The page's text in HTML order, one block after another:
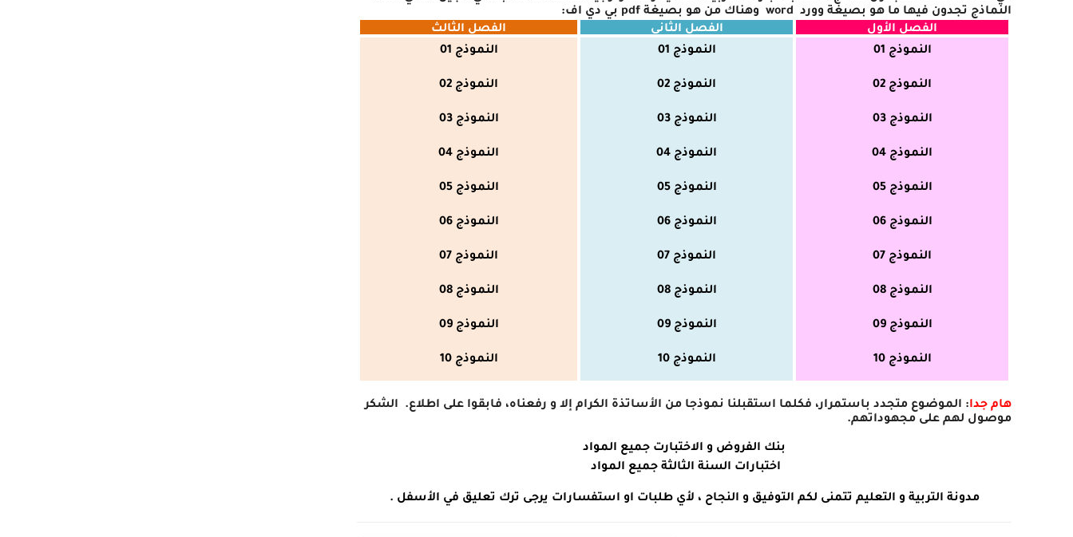
النماذج تجدون فيها ما هو بصيغة وورد
word وهناك من هو بصيغة pdf بي دي اف:
الفصل الأول
الفصل الثاني
الفصل الثالث
النموذج 01
النموذج 02
النموذج 03
النموذج 04
النموذج 05
النموذج 06
النموذج 07
النموذج 08
النموذج 09
النموذج 10
النموذج 01
النموذج 02
النموذج 03
النموذج 04
النموذج 05
النموذج 06
النموذج 07
النموذج 08
النموذج 09
النموذج 10
النموذج 01
النموذج 02
النموذج 03
النموذج 04
النموذج 05
النموذج 06
النموذج 07
النموذج 08
النموذج 09
النموذج 10
هام جدا: الموضوع متجدد باستمرار، فكلما استقبلنا نموذجا من الأساتذة الكرام إلا و رفعناه، فابقوا على اطلاع.
الشكر
موصول لهم على مجهوداتهم.
بنك الفروض و الاختبارت جميع المواد
اختبارات السنة الثالثة جميع المواد
مدونة التربية و التعليم تتمنى لكم التوفيق و النجاح ، لأي طلبات او استفسارات يرجى ترك تعليق في الأسفل .